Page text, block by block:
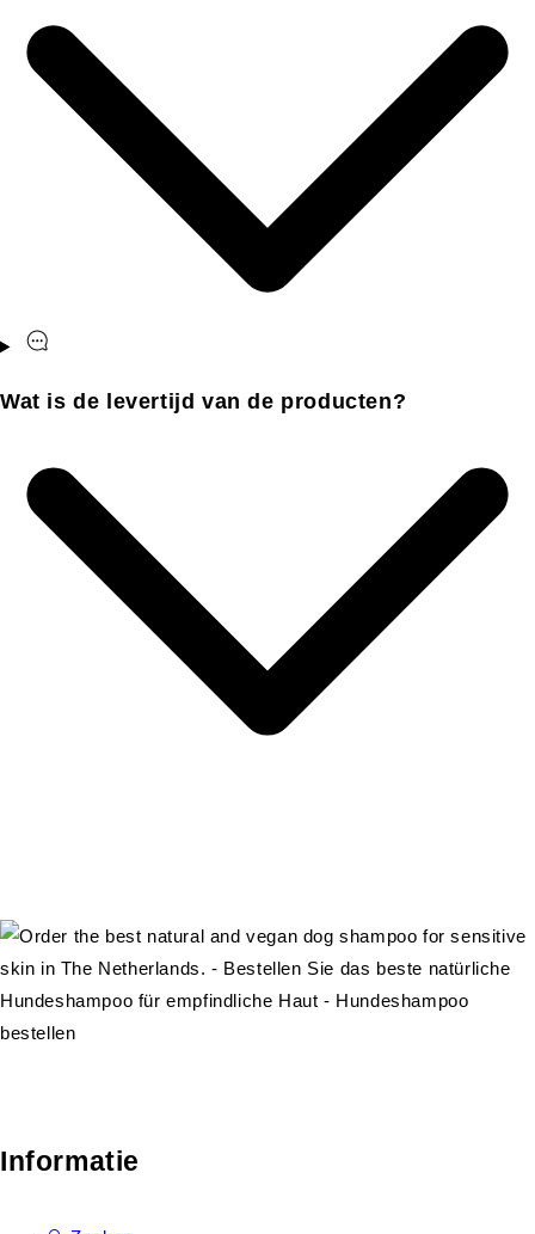
Wat is de levertijd van de producten?
Informatie